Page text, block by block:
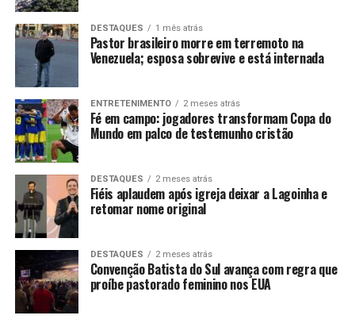
DESTAQUES 1 mês atrás
Pastor brasileiro morre em terremoto na
Venezuela; esposa sobrevive e está internada
ENTRETENIMENTO 2 meses atrás
Fé em campo: jogadores transformam Copa do
Mundo em palco de testemunho cristão
DESTAQUES 2 meses atrás
Fiéis aplaudem após igreja deixar a Lagoinha e
retomar nome original
DESTAQUES 2 meses atrás
Convenção Batista do Sul avança com regra que
proíbe pastorado feminino nos EUA